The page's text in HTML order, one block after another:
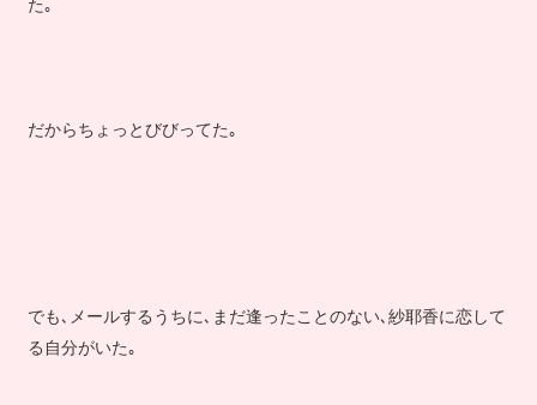
た｡
だからちょっとびびってた｡
でも､メールするうちに､まだ逢ったことのない､紗耶香に恋して
る自分がいた｡